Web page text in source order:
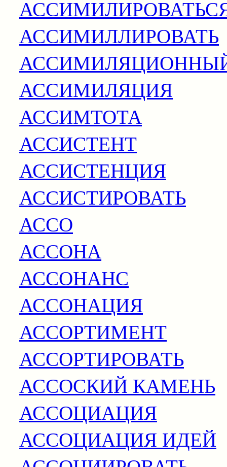
АССИМИЛЛИРОВАТЬ
АССИМИЛЯЦИЯ
АССИМТОТА
АССИСТЕНТ
АССИСТЕНЦИЯ
АССИСТИРОВАТЬ
АССО
АССОНА
АССОНАНС
АССОНАЦИЯ
АССОРТИМЕНТ
АССОРТИРОВАТЬ
АССОСКИЙ КАМЕНЬ
АССОЦИАЦИЯ
АССОЦИАЦИЯ ИДЕЙ